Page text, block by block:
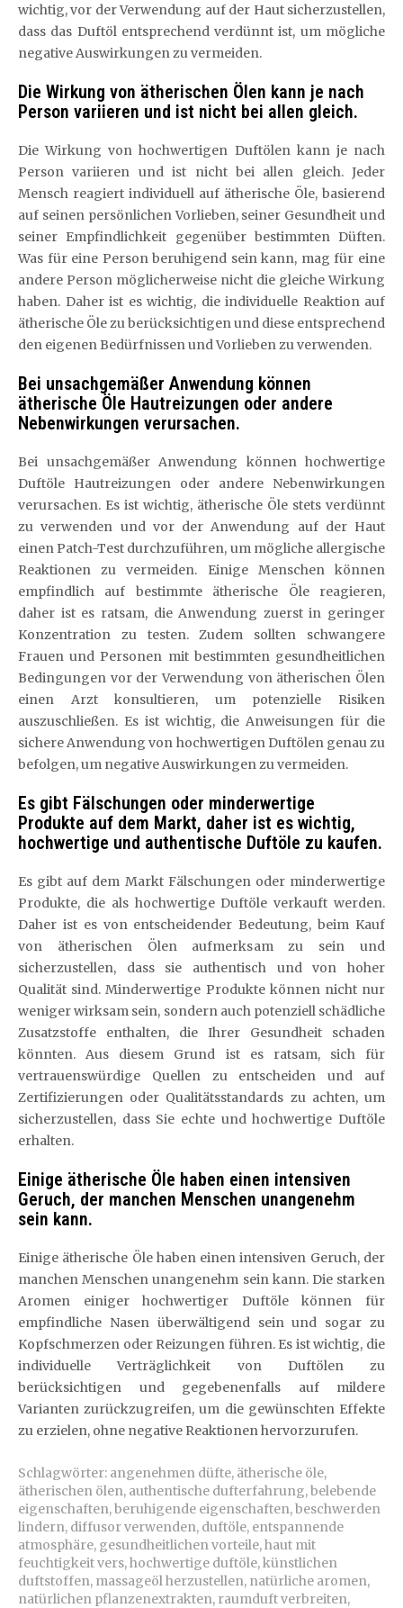
wichtig, vor der Verwendung auf der Haut sicherzustellen,
dass das Duftöl entsprechend verdünnt ist, um mögliche
negative Auswirkungen zu vermeiden.
Die Wirkung von ätherischen Ölen kann je nach
Person variieren und ist nicht bei allen gleich.
Die Wirkung von hochwertigen Duftölen kann je nach
Person variieren und ist nicht bei allen gleich. Jeder
Mensch reagiert individuell auf ätherische Öle, basierend
auf seinen persönlichen Vorlieben, seiner Gesundheit und
seiner Empfindlichkeit gegenüber bestimmten Düften.
Was für eine Person beruhigend sein kann, mag für eine
andere Person möglicherweise nicht die gleiche Wirkung
haben. Daher ist es wichtig, die individuelle Reaktion auf
ätherische Öle zu berücksichtigen und diese entsprechend
den eigenen Bedürfnissen und Vorlieben zu verwenden.
Bei unsachgemäßer Anwendung können
ätherische Öle Hautreizungen oder andere
Nebenwirkungen verursachen.
Bei unsachgemäßer Anwendung können hochwertige
Duftöle Hautreizungen oder andere Nebenwirkungen
verursachen. Es ist wichtig, ätherische Öle stets verdünnt
zu verwenden und vor der Anwendung auf der Haut
einen Patch-Test durchzuführen, um mögliche allergische
Reaktionen zu vermeiden. Einige Menschen können
empfindlich auf bestimmte ätherische Öle reagieren,
daher ist es ratsam, die Anwendung zuerst in geringer
Konzentration zu testen. Zudem sollten schwangere
Frauen und Personen mit bestimmten gesundheitlichen
Bedingungen vor der Verwendung von ätherischen Ölen
einen Arzt konsultieren, um potenzielle Risiken
auszuschließen. Es ist wichtig, die Anweisungen für die
sichere Anwendung von hochwertigen Duftölen genau zu
befolgen, um negative Auswirkungen zu vermeiden.
Es gibt Fälschungen oder minderwertige
Produkte auf dem Markt, daher ist es wichtig,
hochwertige und authentische Duftöle zu kaufen.
Es gibt auf dem Markt Fälschungen oder minderwertige
Produkte, die als hochwertige Duftöle verkauft werden.
Daher ist es von entscheidender Bedeutung, beim Kauf
von ätherischen Ölen aufmerksam zu sein und
sicherzustellen, dass sie authentisch und von hoher
Qualität sind. Minderwertige Produkte können nicht nur
weniger wirksam sein, sondern auch potenziell schädliche
Zusatzstoffe enthalten, die Ihrer Gesundheit schaden
könnten. Aus diesem Grund ist es ratsam, sich für
vertrauenswürdige Quellen zu entscheiden und auf
Zertifizierungen oder Qualitätsstandards zu achten, um
sicherzustellen, dass Sie echte und hochwertige Duftöle
erhalten.
Einige ätherische Öle haben einen intensiven
Geruch, der manchen Menschen unangenehm
sein kann.
Einige ätherische Öle haben einen intensiven Geruch, der
manchen Menschen unangenehm sein kann. Die starken
Aromen einiger hochwertiger Duftöle können für
empfindliche Nasen überwältigend sein und sogar zu
Kopfschmerzen oder Reizungen führen. Es ist wichtig, die
individuelle Verträglichkeit von Duftölen zu
berücksichtigen und gegebenenfalls auf mildere
Varianten zurückzugreifen, um die gewünschten Effekte
zu erzielen, ohne negative Reaktionen hervorzurufen.
Schlagwörter: angenehmen düfte, ätherische öle,
ätherischen ölen, authentische dufterfahrung,belebende
eigenschaften,beruhigende eigenschaften,beschwerden
lindern, diffusor verwenden, duftöle, entspannende
atmosphäre, gesundheitlichen vorteile,haut mit
feuchtigkeit vers,hochwertige duftöle,künstlichen
duftstoffen, massageöl herzustellen, natürliche aromen,
natürlichen pflanzenextrakten, raumduft verbreiten,